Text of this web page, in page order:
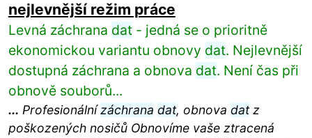
nejlevnější režim práce
Levná záchrana dat- jedná se o prioritně
ekonomickou variantu obnovy dat. Nejlevnější
dostupná záchrana a obnova dat. Není čas při
obnově souborů...
... Profesionálnízáchrana dat, obnova datz
poškozených nosičů Obnovíme vaše ztracená